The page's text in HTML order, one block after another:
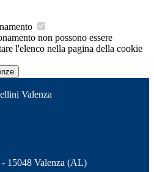
non possono essere
l'elenco nella pagina della cookie
Valenza
- 15048 Valenza (AL)